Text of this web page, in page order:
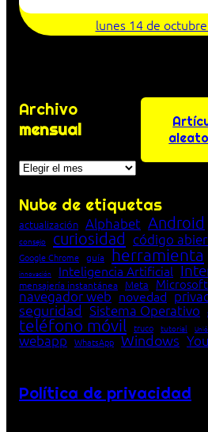
lunes 14 de
Archivo
mensual
Archivos
Nube de etiquetas
actualización Alphabet Android
consejo
curiosidad código
Google Chrome guía herramienta
innovación Inteligencia Artificial
mensajería instantánea Meta Microsoft
navegador web novedad
seguridad Sistema Operativo
teléfono móvil truco tutorial
webapp WhatsApp Windows
Política de privacidad